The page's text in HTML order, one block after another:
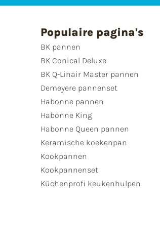
Populaire pagina's
BK pannen
BK Conical Deluxe
BK Q-Linair Master pannen
Demeyere pannenset
Habonne pannen
Habonne King
Habonne Queen pannen
Keramische koekenpan
Kookpannen
Kookpannenset
Küchenprofi keukenhulpen